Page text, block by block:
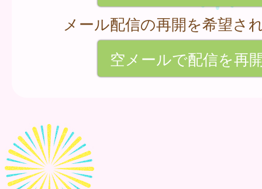
メール配信の再開を希望さ
空メールで配信を再